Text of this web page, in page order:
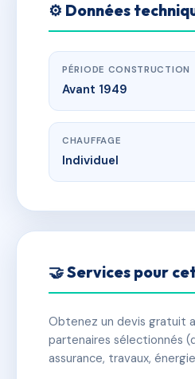
⚙️ Données
PÉRIODE CONSTRUCTION
Avant 1949
CHAUFFAGE
Individuel
🤝 Services pour
Obtenez un devis gratuit
partenaires sélectionnés
assurance, travaux,